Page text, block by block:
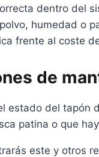
dentro del
humedad o
frente al coste
de
estado del tapón
patina o que
este y otros